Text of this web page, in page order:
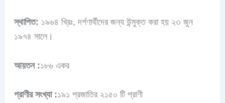
স্থাপিত: ১৯৬৪ খ্রিঃ, দর্শণার্থীদের জন্য উন্মুক্ত করা হয় ২৩ জুন
১৯৭৪ সালে।
আয়তন :১৮৬ একর
প্রাণীর সংখ্যা :১৯১ প্রজাতির ২১৫০ টি প্রাণী